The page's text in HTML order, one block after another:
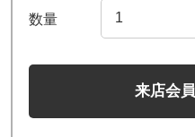
数量
来店会